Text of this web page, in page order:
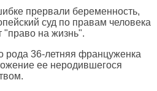
прервали беременность,
суд по правам человека
"право на жизнь".
рода 36-летняя француженка
ее неродившегося